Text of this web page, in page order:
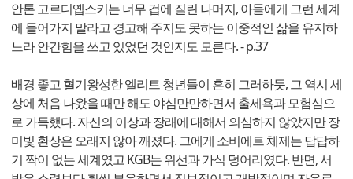
안톤 고르디옙스키는 너무 겁에 질린 나머지, 아들에게 그런 세계
에 들어가지 말라고 경고해 주지도 못하는 이중적인 삶을 유지하
느라 안간힘을 쓰고 있었던 것인지도 모른다. - p.37
배경 좋고 혈기왕성한 엘리트 청년들이 흔히 그러하듯, 그 역시 세
상에 처음 나왔을 때만 해도 야심만만하면서 출세욕과 모험심으
로 가득했다. 자신의 이상과 장래에 대해서 의심하지 않았지만 장
미빛 환상은 오래지 않아 깨졌다. 그에게 소비에트 체제는 답답하
기 짝이 없는 세계였고 KGB는 위선과 가식 덩어리였다. 반면, 서